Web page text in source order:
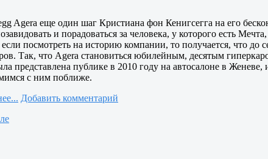
Agera еще один шаг Кристиана фон Кенигсегга на его
и порадоваться за человека, у которого есть
посмотреть на историю компании, то получается, что
Так, что Agera становиться юбилейным, десятым
представлена публике в 2010 году на автосалоне в
с ним поближе.
Добавить комментарий